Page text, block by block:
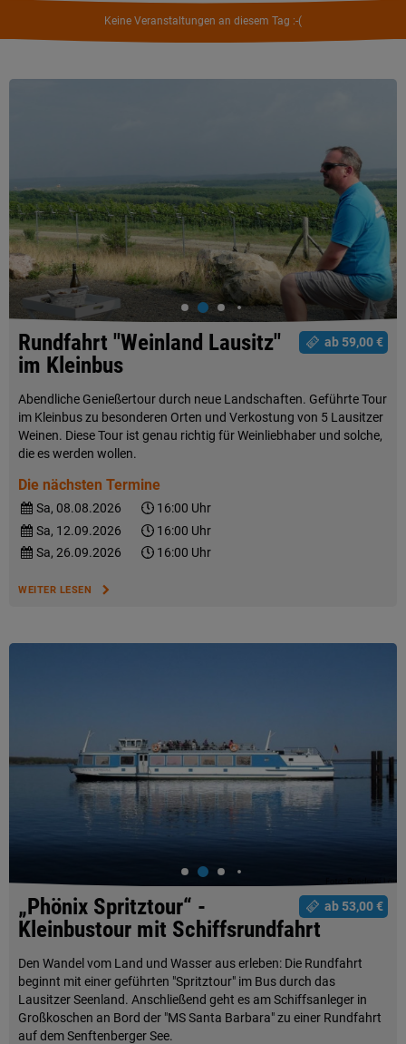
Keine Veranstaltungen an diesem Tag :-(
ab 59,00 €
Rundfahrt "Weinland Lausitz"
im Kleinbus
Abendliche Genießertour durch neue Landschaften. Geführte Tour
im Kleinbus zu besonderen Orten und Verkostung von 5 Lausitzer
Weinen. Diese Tour ist genau richtig für Weinliebhaber und solche,
die es werden wollen.
Die nächsten Termine
Sa, 08.08.2026
16:00 Uhr
Sa, 12.09.2026
16:00 Uhr
Sa, 26.09.2026
16:00 Uhr
WEITER LESEN
ab 53,00 €
„Phönix Spritztour“ -
Kleinbustour mit Schiffsrundfahrt
Den Wandel vom Land und Wasser aus erleben: Die Rundfahrt
beginnt mit einer geführten "Spritztour" im Bus durch das
Lausitzer Seenland. Anschließend geht es am Schiffsanleger in
Großkoschen an Bord der "MS Santa Barbara" zu einer Rundfahrt
auf dem Senftenberger See.